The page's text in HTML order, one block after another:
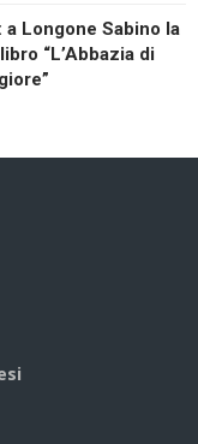
Longone Sabino la
“L’Abbazia di